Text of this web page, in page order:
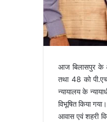
आज बिलासपुर के
तथा 48 को
न्यायालय के
विभूषित किया
आवास एवं शहरी